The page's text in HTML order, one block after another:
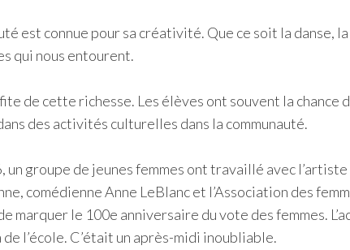
est connue pour sa créativité. Que ce soit la danse,
qui nous entourent.
de cette richesse. Les élèves ont souvent la
des activités culturelles dans la communauté.
un groupe de jeunes femmes ont travaillé avec
comédienne Anne LeBlanc et l’Association des
marquer le 100e anniversaire du vote des femmes.
l’école. C’était un après-midi inoubliable.